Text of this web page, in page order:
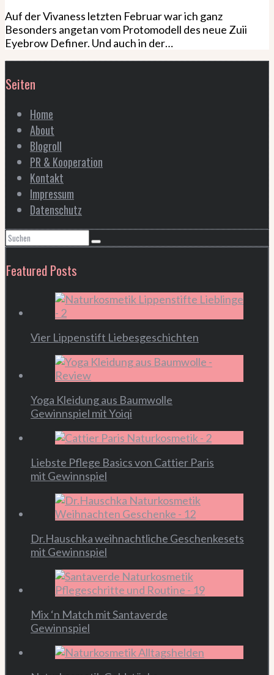
Auf der Vivaness letzten Februar war ich ganz
Besonders angetan vom Protomodell des neue Zuii
Eyebrow Definer. Und auch in der…
Seiten
Home
About
Blogroll
PR & Kooperation
Kontakt
Impressum
Datenschutz
Featured Posts
Vier Lippenstift Liebesgeschichten
Yoga Kleidung aus Baumwolle
Gewinnspiel mit Yoiqi
Liebste Pflege Basics von Cattier Paris
mit Gewinnspiel
Dr.Hauschka weihnachtliche Geschenkesets
mit Gewinnspiel
Mix ‘n Match mit Santaverde
Gewinnspiel